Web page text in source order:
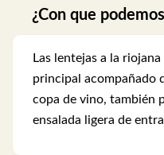
¿Con que
Las lentejas a la
principal acompañado
copa de vino, también
ensalada ligera de